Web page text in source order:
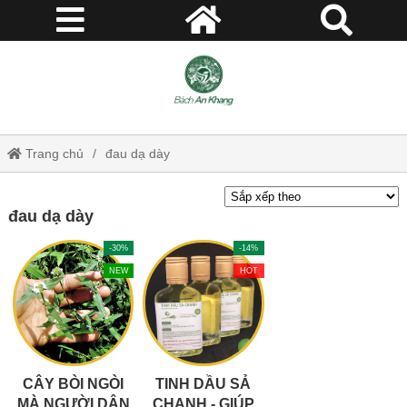
Trang chủ đau dạ dày
đau dạ dày
-30%
NEW
CÂY BÒI NGÒI
MÀ NGƯỜI DÂN
-14%
HOT
TINH DẦU SẢ
CHANH - GIÚP